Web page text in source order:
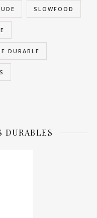
SLOWFOOD
DURABLE
DURABLES